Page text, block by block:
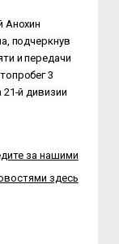
Анохин
подчеркнув
и передачи
3
й дивизии
за нашими
здесь